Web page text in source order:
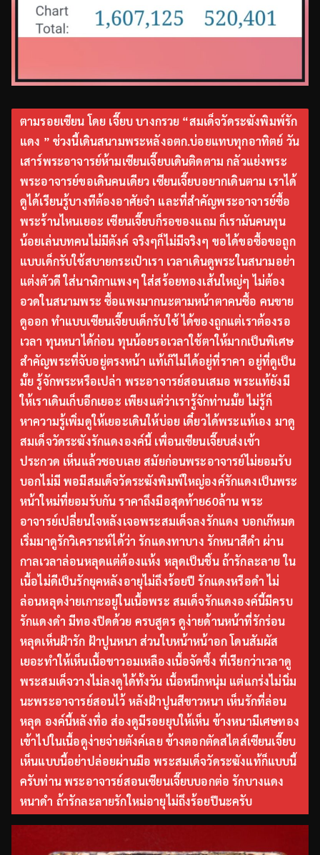
ตามรอยเซียน โดย เจี๊ยบ บางกรวย “สมเด็จวัดระฆังพิมพ์รัก
แดง ” ช่วงนี้เดินสนามพระหลังอตก.บ่อยแทบทุกอาทิตย์ วัน
เสาร์พระอาจารย์ห้ามเซียนเจี๊ยบเดินติดตาม กลัวแย่งพระ
พระอาจารย์ขอเดินคนเดียว เซียนเจี๊ยบอยากเดินตาม เราได้
ดูได้เรียนรู้บางทีต้องอาศัยจำ และที่สำคัญพระอาจารย์ซื้อ
พระร้านไหนเยอะ เซียนเจี๊ยบก็รอของแถม ก็เรามันคนทุน
น้อยเล่นบทคนไม่มีตังค์ จริงๆก็ไม่มีจริงๆ ขอได้ขอซื้อขอถูก
แบบเด็กรับใช้สบายกระเป๋าเรา เวลาเดินดูพระในสนามอย่า
แต่งตัวดี ใส่นาฬิกาแพงๆ ใส่สร้อยทองเส้นใหญ่ๆ ไม่ต้อง
อวดในสนามพระ ซื้อแพงมากนะตามหน้าตาคนซื้อ คนขาย
ดูออก ทำแบบเซียนเจี๊ยบเด็กรับใช้ ได้ของถูกแต่เราต้องรอ
เวลา ทุนหนาได้ก่อน ทุนน้อยรอเวลาใช้ตาให้มากเป็นพิเศษ
สำคัญพระที่จับอยู่ตรงหน้า แท้เก๊ไม่ได้อยู่ที่ราคา อยู่ที่ดูเป็น
มั้ย รู้จักพระหรือเปล่า พระอาจารย์สอนเสมอ พระแท้ยังมี
ให้เราเดินเก็บอีกเยอะ เพียงแต่ว่าเรารู้จักท่านมั้ย ไม่รู้ก็
หาความรู้เพิ่มดูให้เยอะเดินให้บ่อย เดี๋ยวได้พระแท้เอง มาดู
สมเด็จวัดระฆังรักแดงองค์นี้ เพื่อนเซียนเจี๊ยบส่งเข้า
ประกวด เห็นแล้วชอบเลย สมัยก่อนพระอาจารย์ไม่ยอมรับ
บอกไม่มี พอมีสมเด็จวัดระฆังพิมพ์ใหญ่องค์รักแดงเป็นพระ
หน้าใหม่ที่ยอมรับกัน ราคาถึงมือสุดท้าย60ล้าน พระ
อาจารย์เปลี่ยนใจหลังเจอพระสมเด็จลงรักแดง บอกเก๊หมด
เริ่มมาดูรักวิเคราะห์ได้ว่า รักแดงทาบาง รักหนาสีดำ ผ่าน
กาลเวลาล่อนหลุดแต่ต้องแห้ง หลุดเป็นชิ้น ถ้ารักละลาย ใน
เนื้อไม่ดีเป็นรักยุคหลังอายุไม่ถึงร้อยปี รักแดงหรือดำ ไม่
ล่อนหลุดง่ายเกาะอยู่ในเนื้อพระ สมเด็จรักแดงองค์นี้มีครบ
รักแดงดำ มีทองปิดด้วย ครบสูตร ดูง่ายด้านหน้าที่รักร่อน
หลุดเห็นฝ้ารัก ฝ้าปูนหนา ส่วนใบหน้าหน้าอก โดนสัมผัส
เยอะทำให้เห็นเนื้อขาวอมเหลืองเนื้อจัดซึ้ง ที่เรียกว่าเวลาดู
พระสมเด็จวางไม่ลงดูได้ทั้งวัน เนื้อหนึกหนุ่ม แต่แกร่งไม่นิ่ม
นะพระอาจารย์สอนไว้ หลังฝ้าปูนสีขาวหนา เห็นรักที่ล่อน
หลุด องค์นี้หลังทื่อ ส่องดูมีรอยยุบให้เห็น ข้างหนามีเศษทอง
เข้าไปในเนื้อดูง่ายจ่ายตังค์เลย ข้างตอกตัดสไตส์เซียนเจี๊ยบ
เห็นแบบนี้อย่าปล่อยผ่านมือ พระสมเด็จวัดระฆังแท้ก็แบบนี้
ครับท่าน พระอาจารย์สอนเซียนเจี๊ยบบอกต่อ รักบางแดง
หนาดำ ถ้ารักละลายรักใหม่อายุไม่ถึงร้อยปีนะครับ